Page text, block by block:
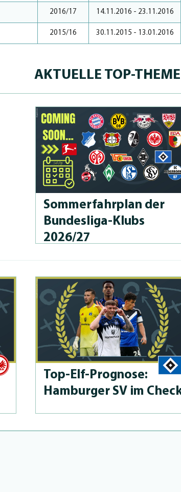
2016/17 14.11.2016 - 23.11.2016
2015/16 30.11.2015 - 13.01.2016
AKTUELLE TOP-
Som­merfahrplan der
Bun­des­li­ga-Klubs
2026/27
Top-Elf-Prog­no­se:
Hamburger SV im